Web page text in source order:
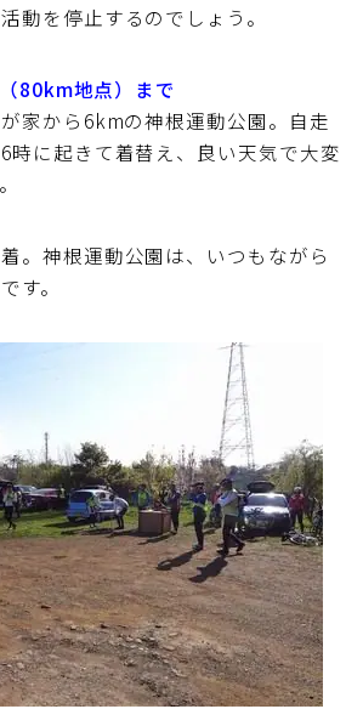
動を停止するのでしょう。
80km地点）まで
家から6kmの神根運動公園。自走
時に起きて着替え、良い天気で大変
。神根運動公園は、いつもながら
す。